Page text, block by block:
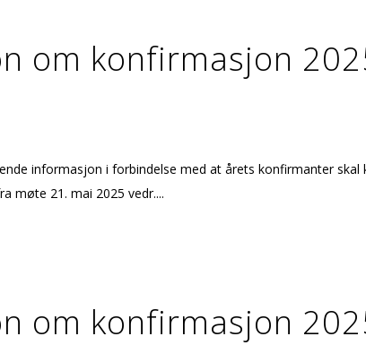
om konfirmasjon
informasjon i forbindelse med at årets konfirmanter skal
møte 21. mai 2025 vedr....
om konfirmasjon